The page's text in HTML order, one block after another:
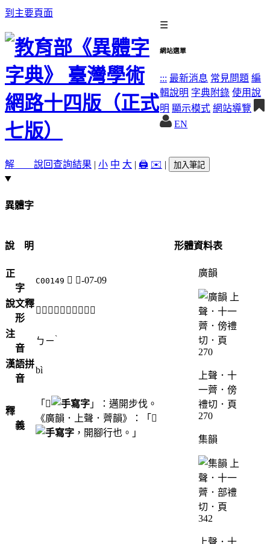
到主要頁面
☰
網站選單
::: 最新消息 常見問題 編
輯說明 字典附錄 使用說
明 顯示模式 網站導覽
EN
解 說回查詢結果 | 小 中 大 | 🖨️ ✉️ | 加入筆記
異體字
說 明
正
字
C00149 𠈺 人-07-09
說文釋
形
「𠈺」《說文》不錄。
注
音
ㄅㄧ ˋ
漢語拼
音
bì
釋
義
「 𠈺
」：邁開步伐。
《廣韻．上聲．薺韻》：「 𠈺
，開腳行也。」
形體資料表
廣韻
上聲．十
一薺．傍
禮切．頁
270
集韻
上聲．十